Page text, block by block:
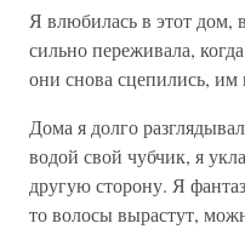
Я влюбилась в этот дом,
сильно переживала,
они снова сцепились, им
Дома я долго
водой свой чубчик, я
другую сторону. Я
то волосы вырастут,